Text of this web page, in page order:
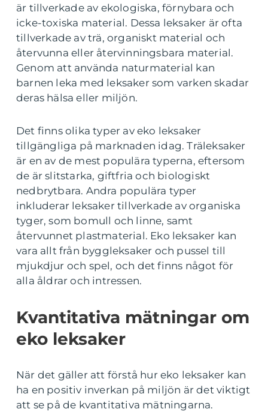
är tillverkade av ekologiska, förnybara och
icke-toxiska material. Dessa leksaker är ofta
tillverkade av trä, organiskt material och
återvunna eller återvinningsbara material.
Genom att använda naturmaterial kan
barnen leka med leksaker som varken skadar
deras hälsa eller miljön.
Det finns olika typer av eko leksaker
tillgängliga på marknaden idag. Träleksaker
är en av de mest populära typerna, eftersom
de är slitstarka, giftfria och biologiskt
nedbrytbara. Andra populära typer
inkluderar leksaker tillverkade av organiska
tyger, som bomull och linne, samt
återvunnet plastmaterial. Eko leksaker kan
vara allt från byggleksaker och pussel till
mjukdjur och spel, och det finns något för
alla åldrar och intressen.
Kvantitativa mätningar om
eko leksaker
När det gäller att förstå hur eko leksaker kan
ha en positiv inverkan på miljön är det viktigt
att se på de kvantitativa mätningarna.